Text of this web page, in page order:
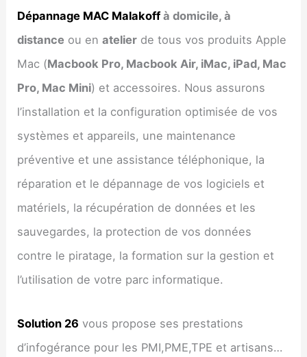
Dépannage MAC Malakoff à domicile, à
distance ou enatelier de tous vos produits Apple
Mac (Macbook Pro, Macbook Air, iMac, iPad, Mac
Pro, Mac Mini) et accessoires. Nous assurons
l’installation et la configuration optimisée de vos
systèmes et appareils, une maintenance
préventive et une assistance téléphonique, la
réparation et le dépannage de vos logiciels et
matériels, la récupération de données et les
sauvegardes, la protection de vos données
contre le piratage, la formation sur la gestion et
l’utilisation de votre parc informatique.
Solution 26 vous propose ses prestations
d’infogérance pour les PMI,PME,TPE et artisans…